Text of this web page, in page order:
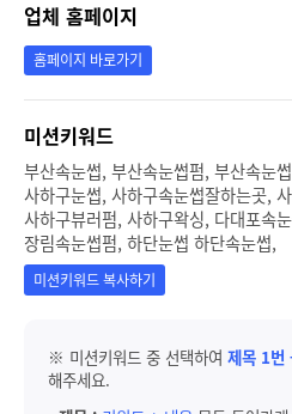
업체 홈페이지
홈페이지 바로가기
미션키워드
부산속눈썹, 부산속눈썹펌, 부산속눈
사하구눈썹, 사하구속눈썹잘하는곳,
사하구뷰러펌, 사하구왁싱, 다대포속
장림속눈썹펌, 하단눈썹 하단속눈썹,
미션키워드 복사하기
※ 미션키워드 중 선택하여 제목 1번
해주세요.